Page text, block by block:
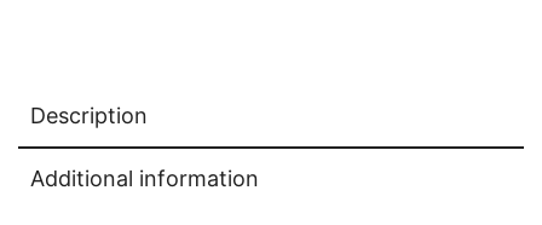
Description
Additional information